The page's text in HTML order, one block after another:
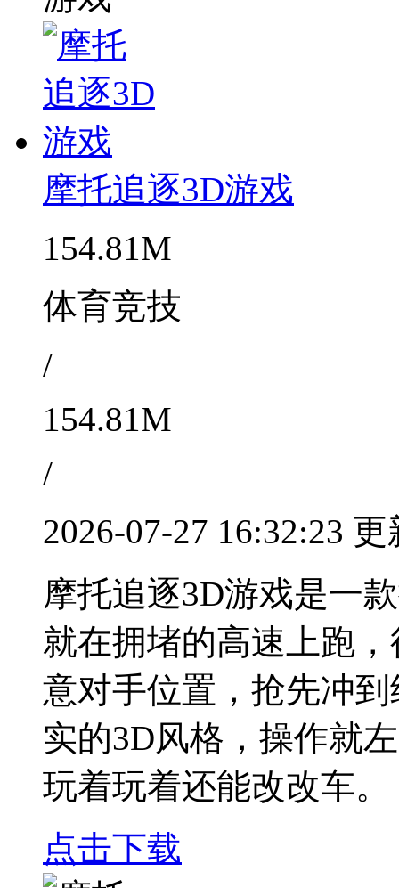
摩托追逐3D游戏
154.81M
体育竞技
/
154.81M
/
2026-07-27 16:32:23 更
摩托追逐3D游戏是一
就在拥堵的高速上跑
意对手位置，抢先冲
实的3D风格，操作就
玩着玩着还能改改车。
点击下载